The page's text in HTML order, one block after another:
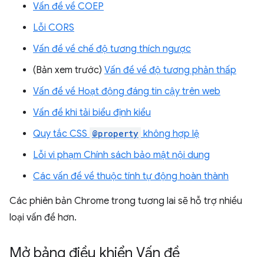
Vấn đề về COEP
Lỗi CORS
Vấn đề về chế độ tương thích ngược
(Bản xem trước) Vấn đề về độ tương phản thấp
Vấn đề về Hoạt động đáng tin cậy trên web
Vấn đề khi tải biểu định kiểu
Quy tắc CSS @property không hợp lệ
Lỗi vi phạm Chính sách bảo mật nội dung
Các vấn đề về thuộc tính tự động hoàn thành
Các phiên bản Chrome trong tương lai sẽ hỗ trợ nhiều
loại vấn đề hơn.
Mở bảng điều khiển Vấn đề